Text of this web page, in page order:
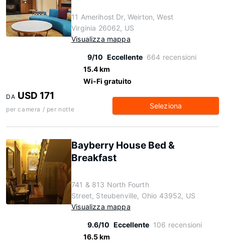
11 Amerihost Dr, Weirton, West
Virginia 26062, US
Visualizza mappa
9/10 Eccellente 664 recensioni
15.4 km
Wi-Fi gratuito
DA USD 171
per camera / per notte Seleziona
Bayberry House Bed &
Breakfast
741 & 813 North Fourth
Street, Steubenville, Ohio 43952, US
Visualizza mappa
9.6/10 Eccellente 106 recensioni
16.5 km